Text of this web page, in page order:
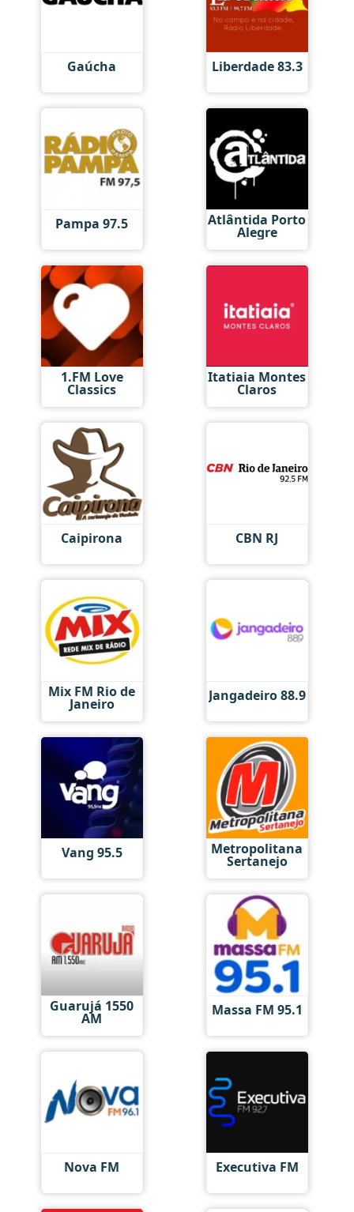
Gaúcha Liberdade 83.3
Pampa 97.5 Atlântida Porto
Alegre
1.FM Love
Classics
Itatiaia Montes
Claros
Caipirona CBN RJ
Mix FM Rio de
Janeiro Jangadeiro 88.9
Vang 95.5 Metropolitana
Sertanejo
Guarujá 1550
AM Massa FM 95.1
Nova FM Executiva FM